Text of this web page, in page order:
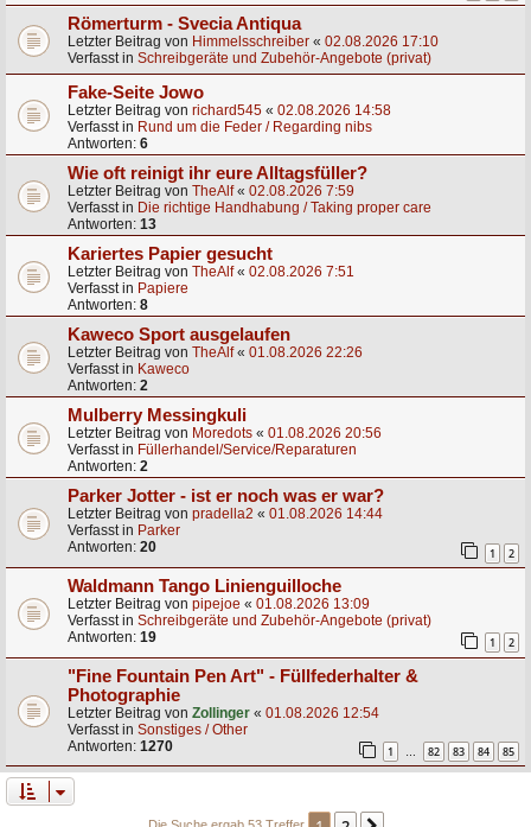
Römerturm - Svecia Antiqua
Letzter Beitrag von Himmelsschreiber « 02.08.2026 17:10
Verfasst in Schreibgeräte und Zubehör-Angebote (privat)
Fake-Seite Jowo
Letzter Beitrag von richard545 « 02.08.2026 14:58
Verfasst in Rund um die Feder / Regarding nibs
Antworten: 6
Wie oft reinigt ihr eure Alltagsfüller?
Letzter Beitrag von TheAlf« 02.08.2026 7:59
Verfasst in Die richtige Handhabung / Taking proper care
Antworten: 13
Kariertes Papier gesucht
Letzter Beitrag von TheAlf« 02.08.2026 7:51
Verfasst in Papiere
Antworten: 8
Kaweco Sport ausgelaufen
Letzter Beitrag von TheAlf« 01.08.2026 22:26
Verfasst in Kaweco
Antworten: 2
Mulberry Messingkuli
Letzter Beitrag von Moredots « 01.08.2026 20:56
Verfasst in Füllerhandel/Service/Reparaturen
Antworten: 2
Parker Jotter - ist er noch was er war?
Letzter Beitrag von pradella2 « 01.08.2026 14:44
Verfasst in Parker
Antworten: 20 1 2
Waldmann Tango Linienguilloche
Letzter Beitrag von pipejoe « 01.08.2026 13:09
Verfasst in Schreibgeräte und Zubehör-Angebote (privat)
Antworten: 19 1 2
"Fine Fountain Pen Art" - Füllfederhalter &
Photographie
Letzter Beitrag von Zollinger « 01.08.2026 12:54
Verfasst in Sonstiges / Other
Antworten: 1270 1 … 82 83 84 85